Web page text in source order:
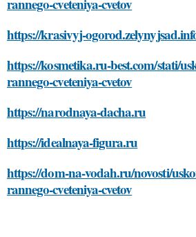
rannego-cveteniya-cvetov
https://krasivyj-
https://kosmetika.ru-best.com/stati/
rannego-cveteniya-cvetov
https://narodnaya-dacha.ru
https://idealnaya-figura.ru
https://dom-na-vodah.ru/novosti/
rannego-cveteniya-cvetov